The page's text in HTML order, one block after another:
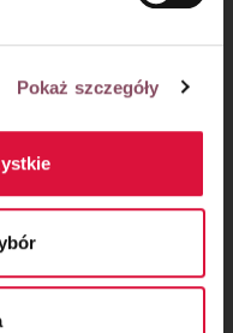
Pokaż szczegóły